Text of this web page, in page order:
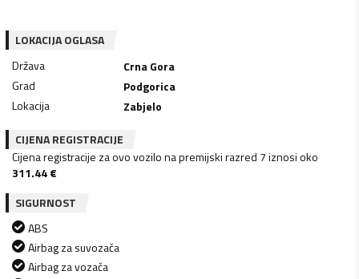
LOKACIJA OGLASA
Država
Crna Gora
Grad
Podgorica
Lokacija
Zabjelo
CIJENA REGISTRACIJE
Cijena registracije za ovo vozilo na premijski razred 7 iznosi oko
311.44€
SIGURNOST
ABS
Airbag za suvozača
Airbag za vozača